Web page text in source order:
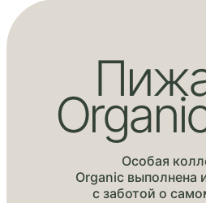
Особая
Organic выполнена
с заботой о